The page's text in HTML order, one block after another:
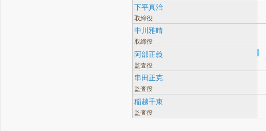
下平真治
取締役
中川雅晴
取締役
阿部正義
監査役
串田正克
監査役
稲越千束
監査役